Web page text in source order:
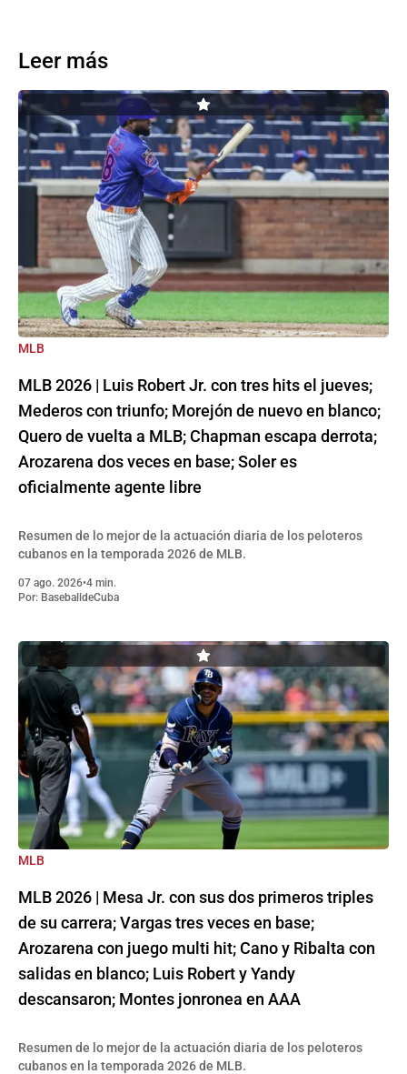
Leer más
MLB
MLB 2026 | Luis Robert Jr. con tres hits el jueves;
Mederos con triunfo; Morejón de nuevo en blanco;
Quero de vuelta a MLB; Chapman escapa derrota;
Arozarena dos veces en base; Soler es
oficialmente agente libre
Resumen de lo mejor de la actuación diaria de los peloteros
cubanos en la temporada 2026 de MLB.
07 ago. 2026•4 min.
Por: BaseballdeCuba
MLB
MLB 2026 | Mesa Jr. con sus dos primeros triples
de su carrera; Vargas tres veces en base;
Arozarena con juego multi hit; Cano y Ribalta con
salidas en blanco; Luis Robert y Yandy
descansaron; Montes jonronea en AAA
Resumen de lo mejor de la actuación diaria de los peloteros
cubanos en la temporada 2026 de MLB.